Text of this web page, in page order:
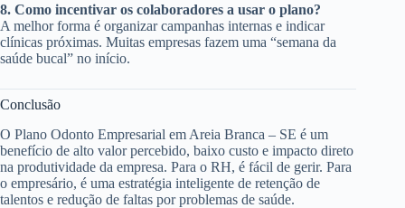
8. Como incentivar os colaboradores a usar o plano?
A melhor forma é organizar campanhas internas e indicar
clínicas próximas. Muitas empresas fazem uma “semana da
saúde bucal” no início.
Conclusão
O Plano Odonto Empresarial em Areia Branca – SE é um
benefício de alto valor percebido, baixo custo e impacto direto
na produtividade da empresa. Para o RH, é fácil de gerir. Para
o empresário, é uma estratégia inteligente de retenção de
talentos e redução de faltas por problemas de saúde.